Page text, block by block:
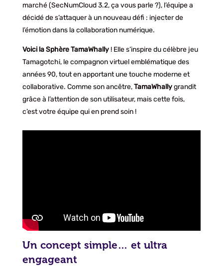
marché (SecNumCloud 3.2, ça vous parle ?), l’équipe a
décidé de s’attaquer à un nouveau défi : injecter de
l’émotion dans la collaboration numérique.
Voici la Sphère TamaWhally ! Elle s’inspire du célèbre jeu
Tamagotchi, le compagnon virtuel emblématique des
années 90, tout en apportant une touche moderne et
collaborative. Comme son ancêtre,TamaWhallygrandit
grâce à l’attention de son utilisateur, mais cette fois,
c’est votre équipe qui en prend soin !
Un concept simple… et ultra
engageant